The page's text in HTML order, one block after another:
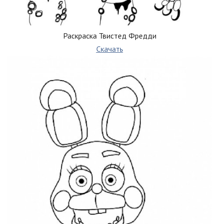
Раскраска Твистед Фредди
Скачать